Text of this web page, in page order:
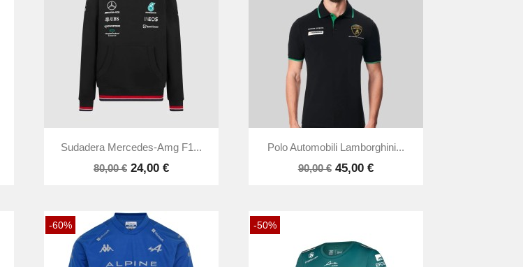
 Vista rápida
Sudadera Mercedes-Amg F1...
80,00 € 24,00 €
Vista rápida
Polo Automobili Lamborghini...
90,00 € 45,00 €
-60% -50%